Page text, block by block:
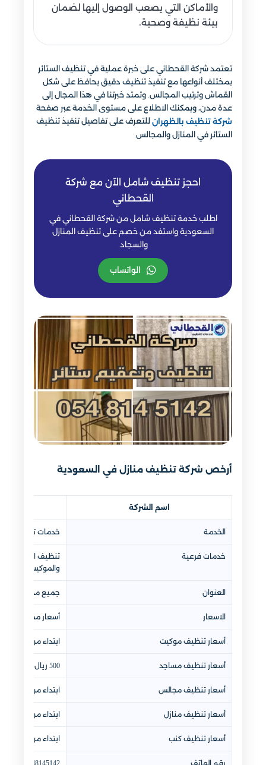
والأماكن التي يصعب الوصول إليها لضمان
بيئة نظيفة وصحية.
تعتمد شركة القحطاني على خبرة عملية في تنظيف الستائر
بمختلف أنواعها مع تنفيذ تنظيف دقيق يحافظ على شكل
القماش وترتيب المجالس. وتمتد خبرتنا في هذا المجال إلى
عدة مدن، ويمكنك الاطلاع على مستوى الخدمة عبر صفحة
شركة تنظيف بالظهران للتعرف على تفاصيل تنفيذ تنظيف
الستائر في المنازل والمجالس.
احجز تنظيف شامل الآن مع شركة
القحطاني
اطلب خدمة تنظيف شامل من شركة القحطاني في
السعودية واستفد من خصم على تنظيف المنازل
والسجاد.
الواتساب
أرخص شركة تنظيف منازل في السعودية
اسم الشركة
الخدمة خدمات تنظيف
خدمات فرعية
تنظيف المنازل،
والموكيت، تنظيف
العنوان جميع مدن المملكة
الاسعار أسعار مميزة مع
أسعار تنظيف موكيت ابتداء من 200 ريال سعودي
أسعار تنظيف مساجد 500 ريال سعودي
أسعار تنظيف مجالس ابتداء من 250 ريال سعودي
أسعار تنظيف منازل ابتداء من 350 ريال سعودي
أسعار تنظيف كنب ابتداء من 200 ريال سعودي